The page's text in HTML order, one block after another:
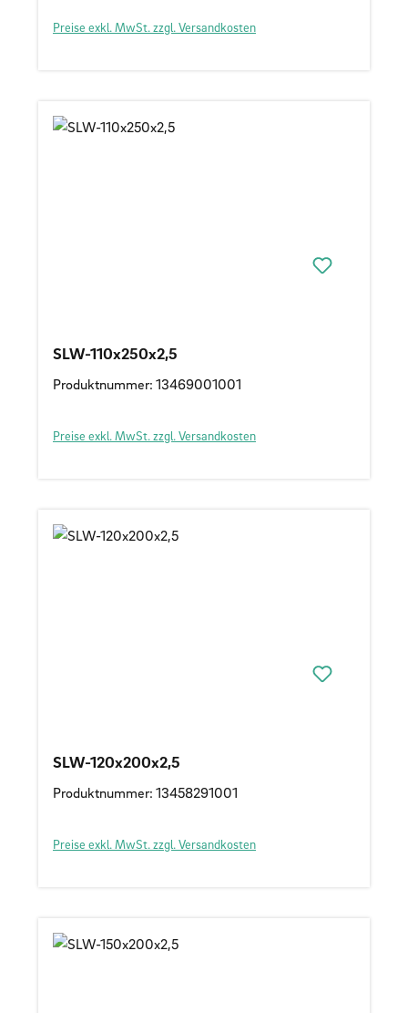
Preise exkl. MwSt. zzgl. Versandkosten
SLW-110x250x2,5
Produktnummer: 13469001001
Preise exkl. MwSt. zzgl. Versandkosten
SLW-120x200x2,5
Produktnummer: 13458291001
Preise exkl. MwSt. zzgl. Versandkosten